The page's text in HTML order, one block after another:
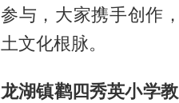
参与，大家携手创作
土文化根脉。
龙湖镇鹳四秀英小学